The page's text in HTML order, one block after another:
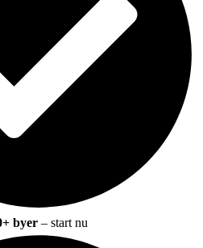
byer – start nu